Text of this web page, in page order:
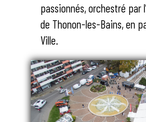
passionnés, orchestré par
de Thonon-les-Bains, en
Ville.